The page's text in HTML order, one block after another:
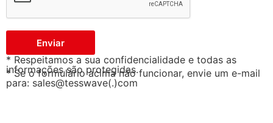
Enviar
* Respeitamos a sua confidencialidade e todas as
informações são protegidas.
* Se o formulário acima não funcionar, envie um e-mail
para: sales@tesswave(.)com